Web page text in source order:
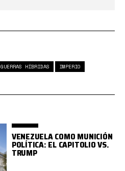
GUERRAS HÍBRIDAS
IMPERIO
VENEZUELA COMO MUNICIÓN
POLÍTICA: EL CAPITOLIO VS.
TRUMP